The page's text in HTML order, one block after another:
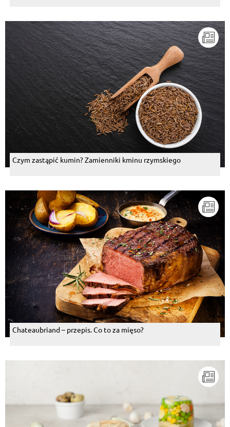
Czym zastąpić kumin? Zamienniki kminu rzymskiego
Chateaubriand – przepis. Co to za mięso?